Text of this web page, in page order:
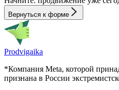
Вернуться к форме
Prodvigaika
*Компания Meta, которой
признана в России